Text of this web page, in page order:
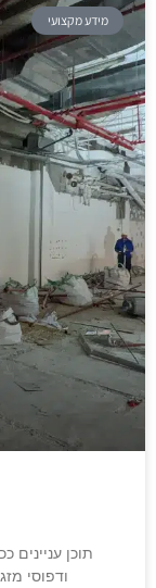
מידע מקצועי
תוכן
ודפוסי